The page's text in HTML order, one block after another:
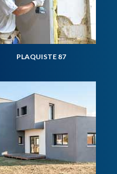
PLAQUISTE 87